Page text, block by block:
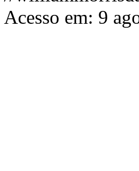
Acesso em: 9